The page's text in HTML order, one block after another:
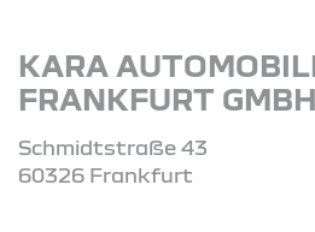
KARA
FRANKFURT
Schmidtstraße 43
60326 Frankfurt